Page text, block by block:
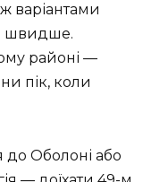
варіантами
швидше.
районі —
пік, коли
до Оболоні або